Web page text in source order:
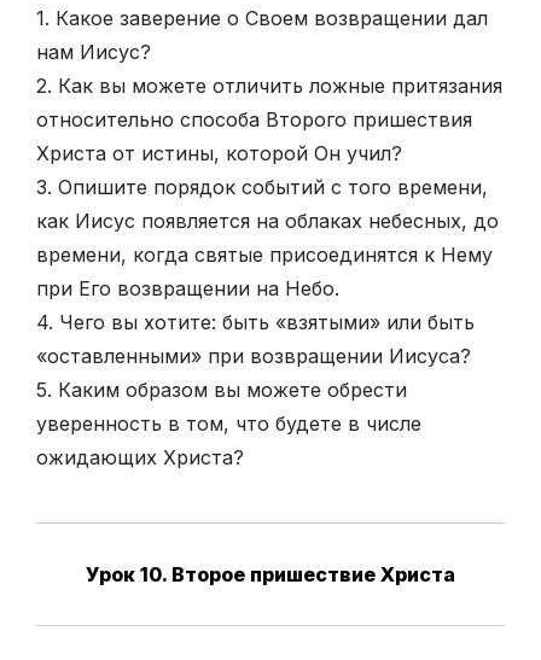
1. Какое заверение о Своем возвращении дал
нам Иисус?
2. Как вы можете отличить ложные притязания
относительно способа Второго пришествия
Христа от истины, которой Он учил?
3. Опишите порядок событий с того времени,
как Иисус появляется на облаках небесных, до
времени, когда святые присоединятся к Нему
при Его возвращении на Небо.
4. Чего вы хотите: быть «взятыми» или быть
«оставленными» при возвращении Иисуса?
5. Каким образом вы можете обрести
уверенность в том, что будете в числе
ожидающих Христа?
Урок 10. Второе пришествие Христа